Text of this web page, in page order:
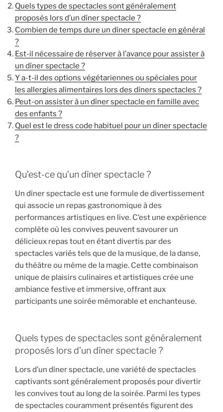
Quels types de spectacles sont généralement
proposés lors d’un dîner spectacle ?
Combien de temps dure un dîner spectacle en général
?
Est-il nécessaire de réserver à l’avance pour assister à
un dîner spectacle ?
Y a-t-il des options végétariennes ou spéciales pour
les allergies alimentaires lors des dîners spectacles ?
Peut-on assister à un dîner spectacle en famille avec
des enfants ?
Quel est le dress code habituel pour un dîner spectacle
?
Qu’est-ce qu’un dîner spectacle ?
Un dîner spectacle est une formule de divertissement
qui associe un repas gastronomique à des
performances artistiques en live. C’est une expérience
complète où les convives peuvent savourer un
délicieux repas tout en étant divertis par des
spectacles variés tels que de la musique, de la danse,
du théâtre ou même de la magie. Cette combinaison
unique de plaisirs culinaires et artistiques crée une
ambiance festive et immersive, offrant aux
participants une soirée mémorable et enchanteuse.
Quels types de spectacles sont généralement
proposés lors d’un dîner spectacle ?
Lors d’un dîner spectacle, une variété de spectacles
captivants sont généralement proposés pour divertir
les convives tout au long de la soirée. Parmi les types
de spectacles couramment présentés figurent des